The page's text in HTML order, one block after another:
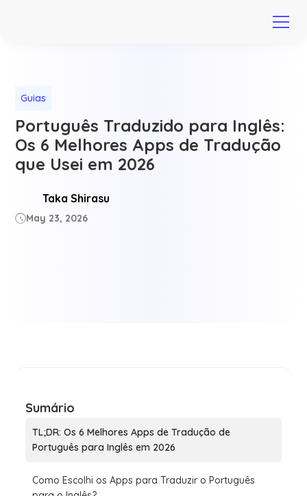
Guias
Português Traduzido para Inglês:
Os 6 Melhores Apps de Tradução
que Usei em 2026
Taka Shirasu
May 23, 2026
Sumário
TL;DR: Os 6 Melhores Apps de Tradução de
Português para Inglês em 2026
Como Escolhi os Apps para Traduzir o Português